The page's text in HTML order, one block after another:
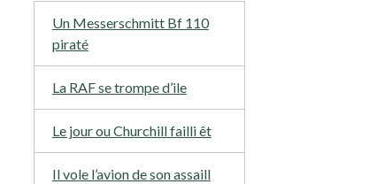
Un Messerschmitt Bf 110
piraté
La RAF se trompe d’ile
Le jour ou Churchill failli êt
Il vole l’avion de son assaill